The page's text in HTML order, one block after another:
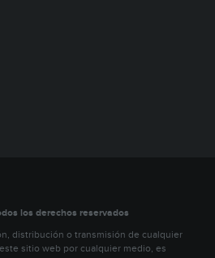
los derechos reservados
distribución o transmisión de cualquier
sitio web por cualquier medio, es